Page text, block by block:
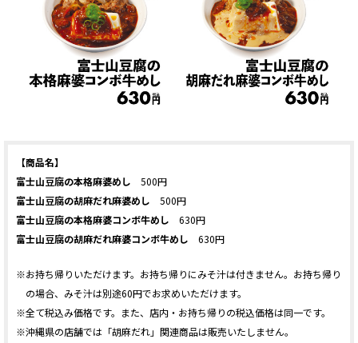
【商品名】
富士山豆腐の本格麻婆めし 500円
富士山豆腐の胡麻だれ麻婆めし 500円
富士山豆腐の本格麻婆コンボ牛めし 630円
富士山豆腐の胡麻だれ麻婆コンボ牛めし 630円
※お持ち帰りいただけます。お持ち帰りにみそ汁は付きません。お持ち帰り
の場合、みそ汁は別途60円でお求めいただけます。
※全て税込み価格です。また、店内・お持ち帰りの税込価格は同一です。
※沖縄県の店舗では「胡麻だれ」関連商品は販売いたしません。